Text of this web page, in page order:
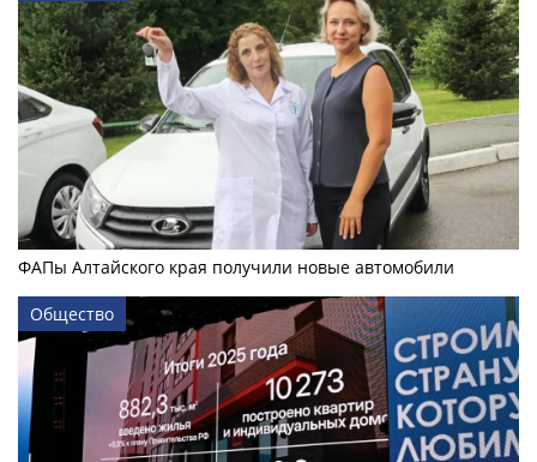
ФАПы Алтайского края получили новые автомобили
Общество